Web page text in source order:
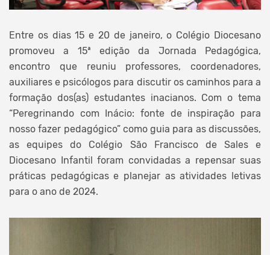
Entre os dias 15 e 20 de janeiro, o Colégio Diocesano
promoveu a 15ª edição da Jornada Pedagógica,
encontro que reuniu professores, coordenadores,
auxiliares e psicólogos para discutir os caminhos para a
formação dos(as) estudantes inacianos. Com o tema
“Peregrinando com Inácio: fonte de inspiração para
nosso fazer pedagógico” como guia para as discussões,
as equipes do Colégio São Francisco de Sales e
Diocesano Infantil foram convidadas a repensar suas
práticas pedagógicas e planejar as atividades letivas
para o ano de 2024.